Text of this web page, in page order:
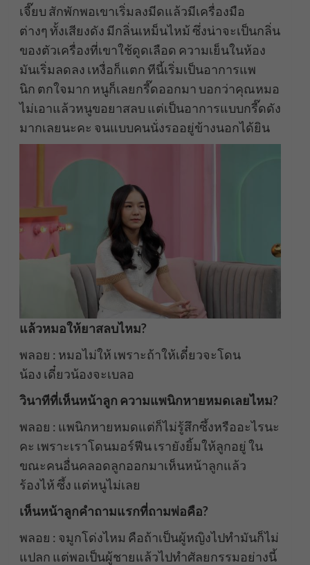
เจี๊ยบ สักพักพอเขาเริ่มลงมีดแล้วมีเครื่องมือ
ต่างๆ ทั้งเสียงดัง มีกลิ่นเหม็นไหม้ ซึ่งน่าจะเป็นกลิ่น
ของตัวเครื่องที่เขาใช้ดูดเลือด ความเย็นในห้อง
มันเริ่มลดลง เหงื่อก็แตก ทีนี้เริ่มเป็นอาการแพ
นิก ตกใจมาก หนูก็เลยกรี๊ดออกมา บอกว่าคุณหมอ
ไม่เอาแล้วหนูขอยาสลบ แต่เป็นอาการแบบกรี๊ดดัง
มากเลยนะคะ จนแบบคนนั่งรออยู่ข้างนอกได้ยิน
แล้วหมอให้ยาสลบไหม?
พลอย : หมอไม่ให้ เพราะถ้าให้เดี๋ยวจะโดน
น้อง เดี๋ยวน้องจะเบลอ
วินาทีที่เห็นหน้าลูก ความแพนิกหายหมดเลยไหม?
พลอย : แพนิกหายหมดแต่ก็ไม่รู้สึกซึ้งหรืออะไรนะ
คะ เพราะเราโดนมอร์ฟีน เรายังยิ้มให้ลูกอยู่ ใน
ขณะคนอื่นคลอดลูกออกมาเห็นหน้าลูกแล้ว
ร้องไห้ ซึ้ง แต่หนูไม่เลย
เห็นหน้าลูกคำถามแรกที่ถามพ่อคือ?
พลอย : จมูกโด่งไหม คือถ้าเป็นผู้หญิงไปทำมันก็ไม่
แปลก แต่พอเป็นผู้ชายแล้วไปทำศัลยกรรมอย่างนี้